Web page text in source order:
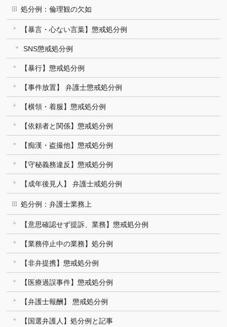
処分例：倫理観の欠如
【暴言・心ない言葉】懲戒処分例
SNS懲戒処分例
【暴行】懲戒処分例
【事件放置】 弁護士懲戒処分例
【横領・着服】懲戒処分例
【依頼者と関係】懲戒処分例
【痴漢・盗撮他】懲戒処分例
【守秘義務違反】懲戒処分例
【成年後見人】 弁護士戒処分例
処分例：弁護士業務上
【意思確認せず提訴、業務】懲戒処分例
【業務停止中の業務】処分例
【非弁提携】懲戒処分例
【医療過誤事件】懲戒処分例
【弁護士報酬】 懲戒処分例
【国選弁護人】処分例と記事